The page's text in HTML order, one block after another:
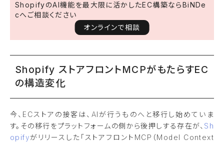
ShopifyのAI機能を最大限に活かしたEC構築ならBiNDe
cへご相談ください
オンラインで相談
Shopify ストアフロントMCPがもたらすEC
の構造変化
今、ECストアの接客は、AIが行うものへと移行し始めていま
す。その移行をプラットフォームの側から後押しする存在が、 Sh
opifyがリリースした「ストアフロントMCP（Model Context